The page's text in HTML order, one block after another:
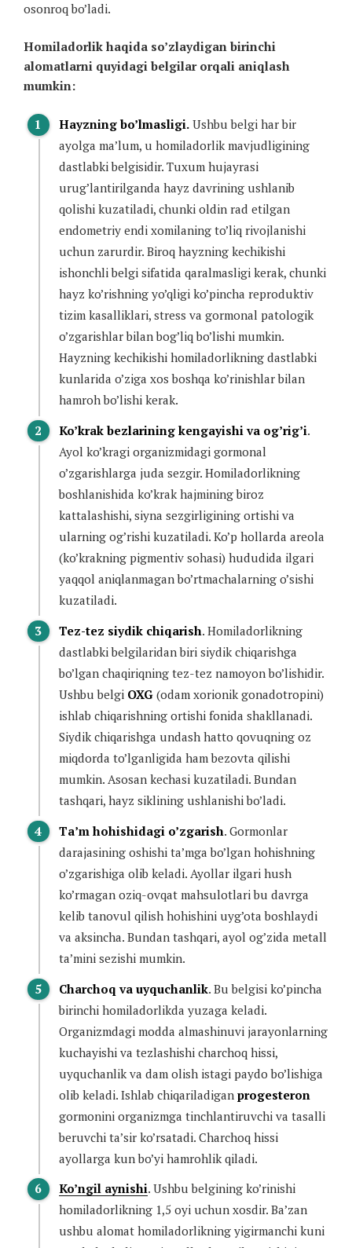
osonroq bo’ladi.
Homiladorlik haqida so’zlaydigan birinchi
alomatlarni quyidagi belgilar orqali aniqlash
mumkin:
Hayzning bo’lmasligi.Ushbu belgi har bir
ayolga ma’lum, u homiladorlik mavjudligining
dastlabki belgisidir. Tuxum hujayrasi
urug’lantirilganda hayz davrining ushlanib
qolishi kuzatiladi, chunki oldin rad etilgan
endometriy endi xomilaning to’liq rivojlanishi
uchun zarurdir. Biroq hayzning kechikishi
ishonchli belgi sifatida qaralmasligi kerak, chunki
hayz ko’rishning yo’qligi ko’pincha reproduktiv
tizim kasalliklari, stress va gormonal patologik
o’zgarishlar bilan bog’liq bo’lishi mumkin.
Hayzning kechikishi homiladorlikning dastlabki
kunlarida o’ziga xos boshqa ko’rinishlar bilan
hamroh bo’lishi kerak.
Ko’krak bezlarining kengayishi va og’rig’i.
Ayol ko’kragi organizmidagi gormonal
o’zgarishlarga juda sezgir. Homiladorlikning
boshlanishida ko’krak hajmining biroz
kattalashishi, siyna sezgirligining ortishi va
ularning og’rishi kuzatiladi. Ko’p hollarda areola
(ko’krakning pigmentiv sohasi) hududida ilgari
yaqqol aniqlanmagan bo’rtmachalarning o’sishi
kuzatiladi.
Tez-tez siydik chiqarish. Homiladorlikning
dastlabki belgilaridan biri siydik chiqarishga
bo’lgan chaqiriqning tez-tez namoyon bo’lishidir.
Ushbu belgi OXG(odam xorionik gonadotropini)
ishlab chiqarishning ortishi fonida shakllanadi.
Siydik chiqarishga undash hatto qovuqning oz
miqdorda to’lganligida ham bezovta qilishi
mumkin. Asosan kechasi kuzatiladi. Bundan
tashqari, hayz siklining ushlanishi bo’ladi.
Ta’m hohishidagi o’zgarish. Gormonlar
darajasining oshishi ta’mga bo’lgan hohishning
o’zgarishiga olib keladi. Ayollar ilgari hush
ko’rmagan oziq-ovqat mahsulotlari bu davrga
kelib tanovul qilish hohishini uyg’ota boshlaydi
va aksincha. Bundan tashqari, ayol og’zida metall
ta’mini sezishi mumkin.
Charchoq va uyquchanlik. Bu belgisi ko’pincha
birinchi homiladorlikda yuzaga keladi.
Organizmdagi modda almashinuvi jarayonlarning
kuchayishi va tezlashishi charchoq hissi,
uyquchanlik va dam olish istagi paydo bo’lishiga
olib keladi. Ishlab chiqariladigan progesteron
gormonini organizmga tinchlantiruvchi va tasalli
beruvchi ta’sir ko’rsatadi. Charchoq hissi
ayollarga kun bo’yi hamrohlik qiladi.
Ko’ngil aynishi. Ushbu belgining ko’rinishi
homiladorlikning 1,5 oyi uchun xosdir. Ba’zan
ushbu alomat homiladorlikning yigirmanchi kuni